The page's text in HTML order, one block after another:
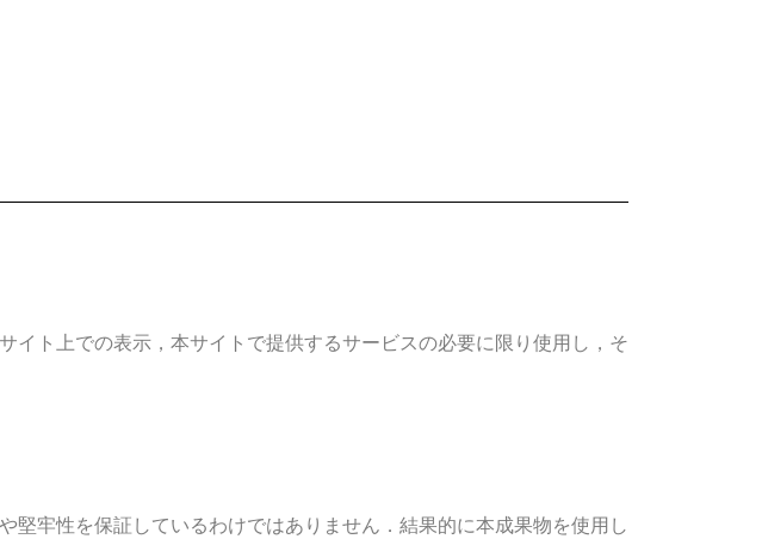
ト上での表示，本サイトで提供するサービスの必要に限り使用し，そ
牢性を保証しているわけではありません．結果的に本成果物を使用し